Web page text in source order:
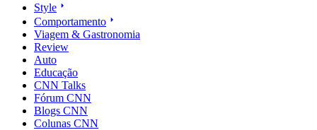
Style
Comportamento
Viagem & Gastronomia
Review
Auto
Educação
CNN Talks
Fórum CNN
Blogs CNN
Colunas CNN